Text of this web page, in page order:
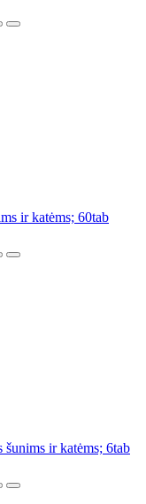
ir katėms; 60tab
ir katėms; 6tab